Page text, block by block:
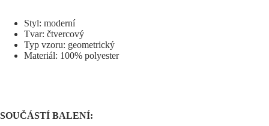
Styl: moderní
Tvar: čtvercový
Typ vzoru: geometrický
Materiál: 100% polyester
SOUČÁSTÍ BALENÍ: